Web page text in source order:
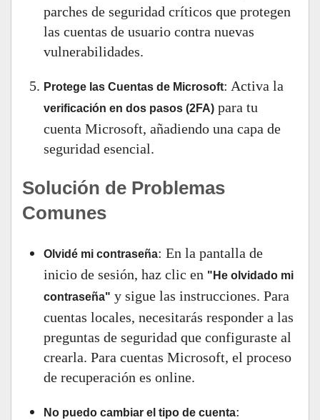
parches de seguridad críticos que protegen
las cuentas de usuario contra nuevas
vulnerabilidades.
Protege las Cuentas de Microsoft: Activa la
verificación en dos pasos (2FA) para tu
cuenta Microsoft, añadiendo una capa de
seguridad esencial.
Solución de Problemas
Comunes
Olvidé mi contraseña: En la pantalla de
inicio de sesión, haz clic en "He olvidado mi
contraseña" y sigue las instrucciones. Para
cuentas locales, necesitarás responder a las
preguntas de seguridad que configuraste al
crearla. Para cuentas Microsoft, el proceso
de recuperación es online.
No puedo cambiar el tipo de cuenta: